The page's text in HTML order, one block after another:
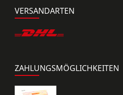
VERSANDARTEN
ZAHLUNGSMÖGLICHKEITEN